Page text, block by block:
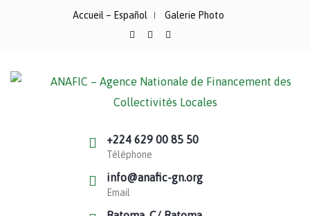
Accueil – Español Galerie Photo
+224 629 00 85 50
Téléphone
info@anafic-gn.org
Email